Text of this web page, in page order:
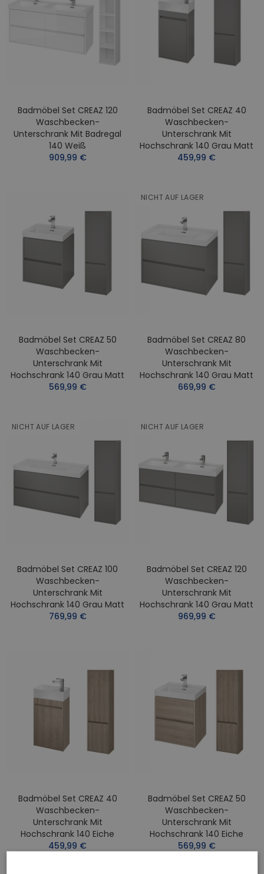
Badmöbel Set CREAZ 120
Waschbecken-
Unterschrank Mit Badregal
140 Weiß
909,99 €
Badmöbel Set CREAZ 40
Waschbecken-
Unterschrank Mit
Hochschrank 140 Grau Matt
459,99 €
Badmöbel Set CREAZ 50
Waschbecken-
Unterschrank Mit
Hochschrank 140 Grau Matt
569,99 €
NICHT AUF LAGER
Badmöbel Set CREAZ 80
Waschbecken-
Unterschrank Mit
Hochschrank 140 Grau Matt
669,99 €
NICHT AUF LAGER
Badmöbel Set CREAZ 100
Waschbecken-
Unterschrank Mit
Hochschrank 140 Grau Matt
769,99 €
NICHT AUF LAGER
Badmöbel Set CREAZ 120
Waschbecken-
Unterschrank Mit
Hochschrank 140 Grau Matt
969,99 €
Badmöbel Set CREAZ 40
Waschbecken-
Unterschrank Mit
Hochschrank 140 Eiche
459,99 €
Badmöbel Set CREAZ 50
Waschbecken-
Unterschrank Mit
Hochschrank 140 Eiche
569,99 €